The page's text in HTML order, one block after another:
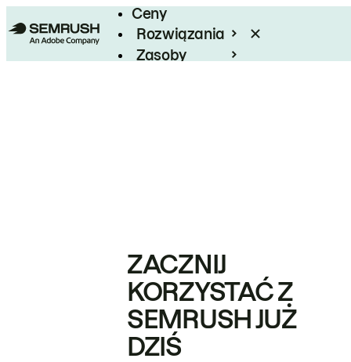
Ceny
Rozwiązania
Zasoby
ZACZNIJ
KORZYSTAĆ Z
SEMRUSH JUŻ
DZIŚ